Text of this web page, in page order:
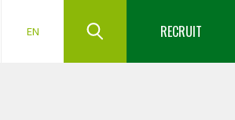
EN RECRUIT